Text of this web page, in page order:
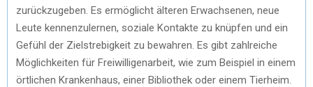
zurückzugeben. Es ermöglicht älteren Erwachsenen, neue
Leute kennenzulernen, soziale Kontakte zu knüpfen und ein
Gefühl der Zielstrebigkeit zu bewahren. Es gibt zahlreiche
Möglichkeiten für Freiwilligenarbeit, wie zum Beispiel in einem
örtlichen Krankenhaus, einer Bibliothek oder einem Tierheim.